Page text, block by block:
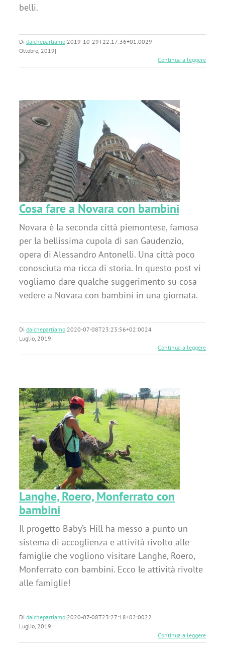
belli.
Di daichepartiamo|2019-10-29T22:17:36+01:0029
Ottobre, 2019|
Continua a leggere
Cosa fare a Novara con bambini
Novara è la seconda città piemontese, famosa
per la bellissima cupola di san Gaudenzio,
opera di Alessandro Antonelli. Una città poco
conosciuta ma ricca di storia. In questo post vi
vogliamo dare qualche suggerimento su cosa
vedere a Novara con bambini in una giornata.
Di daichepartiamo|2020-07-08T23:23:56+02:0024
Luglio, 2019|
Continua a leggere
Langhe, Roero, Monferrato con
bambini
Il progetto Baby’s Hill ha messo a punto un
sistema di accoglienza e attività rivolto alle
famiglie che vogliono visitare Langhe, Roero,
Monferrato con bambini. Ecco le attività rivolte
alle famiglie!
Di daichepartiamo|2020-07-08T23:27:18+02:0022
Luglio, 2019|
Continua a leggere